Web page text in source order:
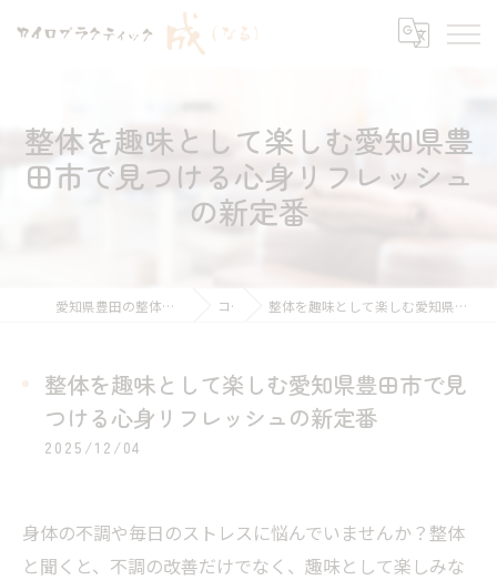
整体を趣味として楽しむ愛知県豊
田市で見つける心身リフレッシュ
の新定番
愛知県豊田の整体ならカイロプラクティック 成 コラム 整体を趣味として楽しむ愛知県豊田市で見つける心身リフレッシュの新定番
整体を趣味として楽しむ愛知県豊田市で見
つける心身リフレッシュの新定番
2025/12/04
身体の不調や毎日のストレスに悩んでいませんか？整体
と聞くと、不調の改善だけでなく、趣味として楽しみな